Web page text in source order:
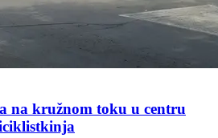
na kružnom toku u centru